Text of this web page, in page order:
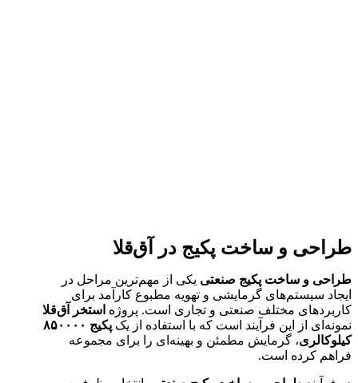
طراحی و ساخت پکیج در آق‌قلا
طراحی و ساخت پکیج صنعتی یکی از مهم‌ترین مراحل در
ایجاد سیستم‌های گرمایشی و تهویه مطبوع کارآمد برای
کاربردهای مختلف صنعتی و تجاری است. پروژه استخر آق‌قلا
نمونه‌ای از این فرآیند است که با استفاده از یک
پکیج ۸۵۰۰۰۰
کیلوکالری، گرمایش مطمئن و بهینه‌ای را برای مجموعه
فراهم کرده است.